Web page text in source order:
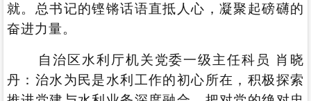
就。总书记的铿锵话语直抵人心，凝聚起磅礴的
奋进力量。
自治区水利厅机关党委一级主任科员 肖晓
丹：治水为民是水利工作的初心所在，积极探索